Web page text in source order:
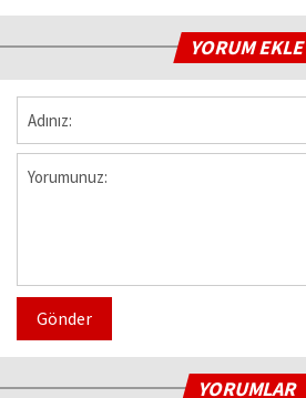
YORUM EKLE
Gönder
YORUMLAR